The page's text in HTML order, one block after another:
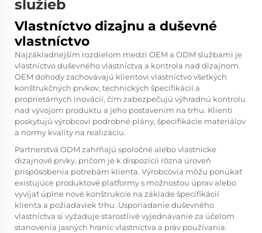
služieb
Vlastníctvo dizajnu a duševné
vlastníctvo
Najzákladnejším rozdielom medzi OEM a ODM službami je
vlastníctvo duševného vlastníctva a kontrola nad dizajnom.
OEM dohody zachovávajú klientovi vlastníctvo všetkých
konštrukčných prvkov, technických špecifikácií a
proprietárnych inovácií, čím zabezpečujú výhradnú kontrolu
nad vývojom produktu a jeho postavením na trhu. Klienti
poskytujú výrobcovi podrobné plány, špecifikácie materiálov
a normy kvality na realizáciu.
Partnerstvá ODM zahŕňajú spoločné alebo vlastnícke
dizajnové prvky, pričom je k dispozícii rôzna úroveň
prispôsobenia potrebám klienta. Výrobcovia môžu ponúkať
existujúce produktové platformy s možnosťou úprav alebo
vyvíjať úplne nové konštrukcie na základe špecifikácií
klienta a požiadaviek trhu. Usporiadanie duševného
vlastníctva si vyžaduje starostlivé vyjednávanie za účelom
stanovenia jasných hraníc vlastníctva a práv používania.